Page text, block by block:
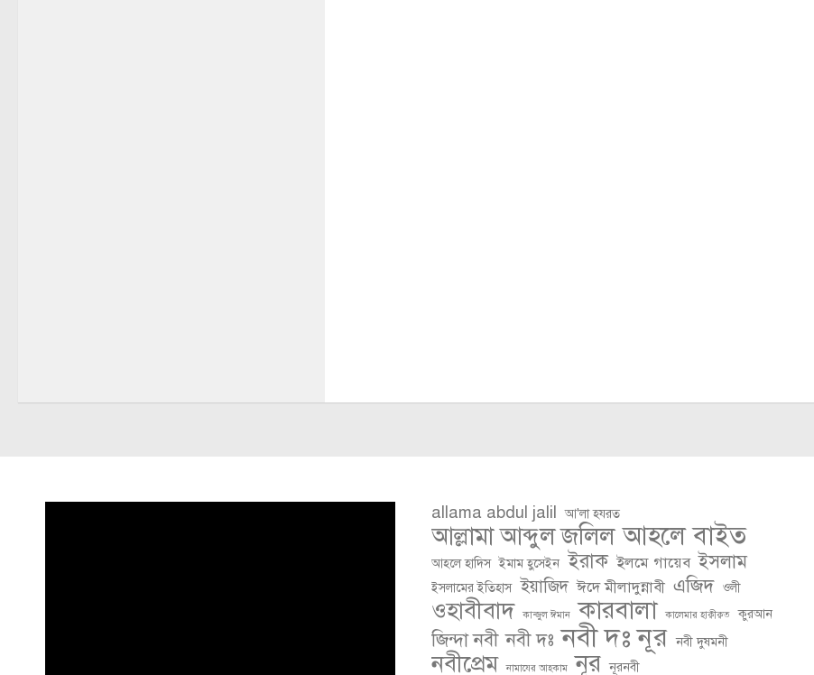
allama abdul jalil আ'লা হযরত
আল্লামা আব্দুল জলিল আহলে বাইত
আহলে হাদিস ইমাম হুসেইন ইরাক ইলমে গায়েব ইসলাম
ইসলামের ইতিহাস ইয়াজিদ ঈদে মীলাদুন্নাবী এজিদ ওলী
ওহাবীবাদ কান্জুল ঈমান কারবালা কালেমার হাক্বীক্বত কুরআন
জিন্দা নবী নবী দঃ নবী দঃ নূর নবী দুষমনী
নবীপ্রেম নামাযের আহকাম নূর নূরনবী